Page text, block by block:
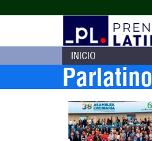
INICIO
Parlatino